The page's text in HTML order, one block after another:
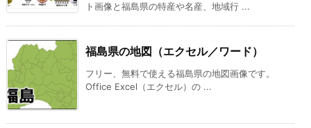
ト画像と福島県の特産や名産、地域行 ...
福島県の地図（エクセル／ワード）
フリー、無料で使える福島県の地図画像です。
Office Excel（エクセル）の ...